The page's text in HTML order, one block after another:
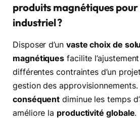
produits magnétiques pour
industriel ?
Disposer d’un vaste choix de
magnétiques facilite
différentes contraintes d’un
gestion des approvisionnements.
conséquent diminue les temps
améliore la productivité globale.